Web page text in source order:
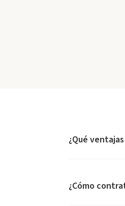
¿Qué
¿Cómo